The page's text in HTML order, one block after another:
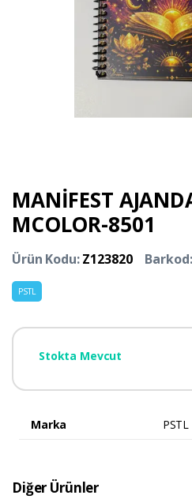
MANİFEST
MCOLOR-8501
Ürün Kodu:Z123820 Barkod:
PSTL
Stokta Mevcut
Marka PSTL
Diğer Ürünler